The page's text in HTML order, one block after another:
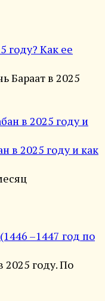
году? Как ее
Бараат в 2025
в 2025 году и как
–1447 год по
году. По